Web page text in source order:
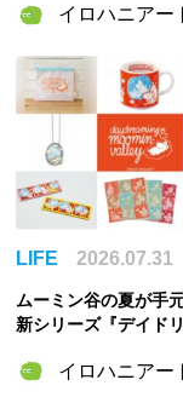
SHI」Gallery &
イロハニアー
LIFE 2026.07.31
ムーミン谷の夏が手
新シリーズ『デイド
＆「ムーミンの日」
イロハニアー